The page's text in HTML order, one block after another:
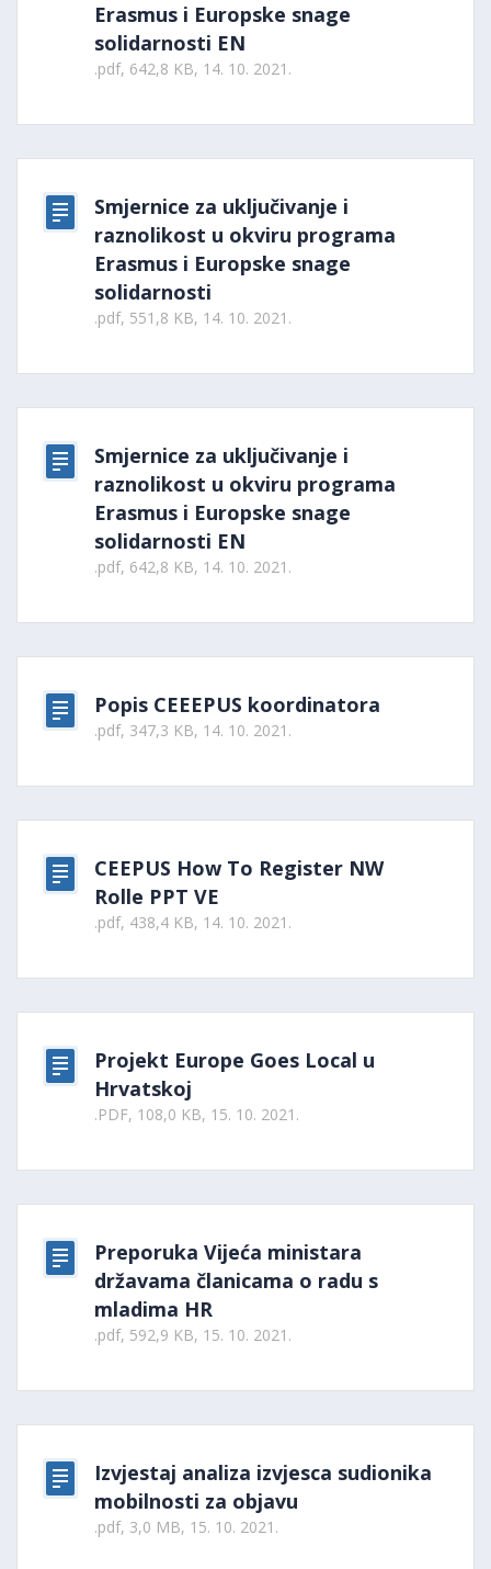
Erasmus i Europske snage
solidarnosti EN
.pdf, 642,8 KB, 14. 10. 2021.
Smjernice za uključivanje i
raznolikost u okviru programa
Erasmus i Europske snage
solidarnosti
.pdf, 551,8 KB, 14. 10. 2021.
Smjernice za uključivanje i
raznolikost u okviru programa
Erasmus i Europske snage
solidarnosti EN
.pdf, 642,8 KB, 14. 10. 2021.
Popis CEEEPUS koordinatora
.pdf, 347,3 KB, 14. 10. 2021.
CEEPUS How To Register NW
Rolle PPT VE
.pdf, 438,4 KB, 14. 10. 2021.
Projekt Europe Goes Local u
Hrvatskoj
.PDF, 108,0 KB, 15. 10. 2021.
Preporuka Vijeća ministara
državama članicama o radu s
mladima HR
.pdf, 592,9 KB, 15. 10. 2021.
Izvjestaj analiza izvjesca sudionika
mobilnosti za objavu
.pdf, 3,0 MB, 15. 10. 2021.